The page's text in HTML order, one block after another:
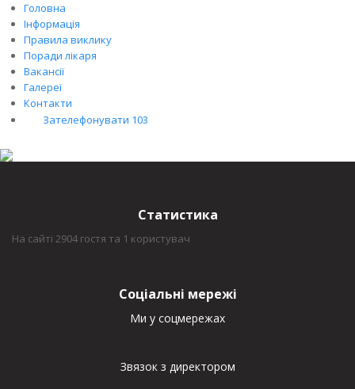
Головна
Інформація
Правила виклику
Поради лікаря
Вакансії
Галереї
Контакти
Зателефонувати 103
Статистика
На сайті 2904 гостя та 1 користувач
Соціальні мережі
Ми у соцмережах
Звязок з директором